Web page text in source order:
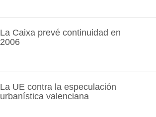
La Caixa prevé continuidad en
2006
La UE contra la especulación
urbanística valenciana